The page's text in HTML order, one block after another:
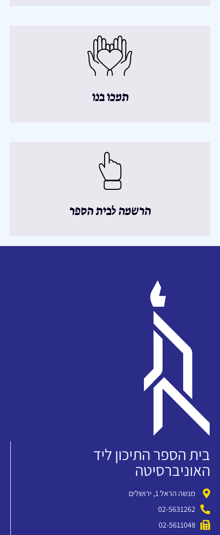
תמכו בנו
הרשמה לבית הספר
בית הספר התיכון ליד
האוניברסיטה
מנשה הראל 1, ירושלים
02-5631262
02-5611048